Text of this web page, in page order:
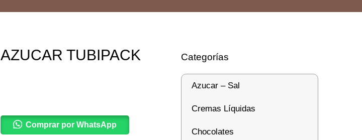
AZUCAR TUBIPACK
Comprar por WhatsApp
Categorías
Azucar – Sal
Cremas Líquidas
Chocolates